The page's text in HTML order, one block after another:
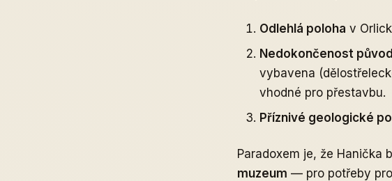
Odlehlá poloha v
Nedokončenost
vybavena
vhodné pro přestavbu.
Příznivé geologické
Paradoxem je, že Hanička
muzeum — pro potřeby